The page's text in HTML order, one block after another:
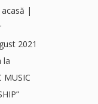
|
2021
la
MUSIC